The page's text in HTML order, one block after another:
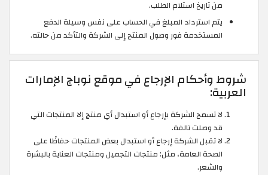
من تاريخ استلام الطلب.
يتم استرداد المبلغ في الحساب على نفس وسيلة الدفع
المستخدمة فور وصول المنتج إلى الشركة والتأكد من حالته.
شروط وأحكام الإرجاع في موقع نوباج الإمارات
العربية:
لا تسمح الشركة بإرجاع أو استبدال أي منتج إلا المنتجات التي
قد وصلت تالفة.
لا تقبل الشركة إرجاع أو استبدال بعض المنتجات حفاظًا على
الصحة العامة، مثل: منتجات التجميل ومنتجات العناية بالبشرة
والشعر.